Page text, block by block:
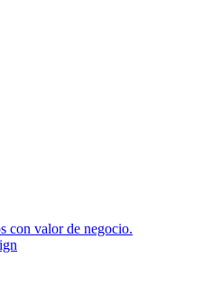
con valor de negocio.